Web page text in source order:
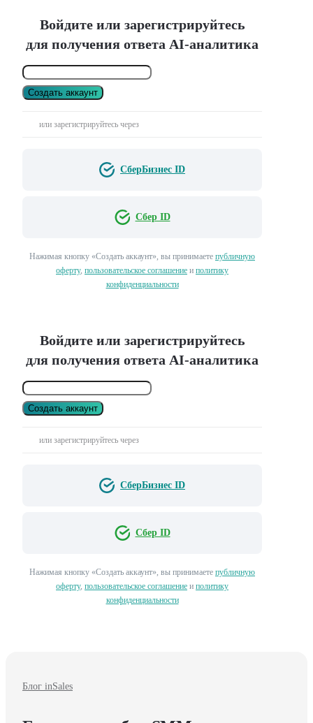
Войдите или зарегистрируйтесь
для получения ответа AI-аналитика
Создать аккаунт
или зарегистрируйтесь через
СберБизнес ID
Сбер ID
Нажимая кнопку «Создать аккаунт», вы принимаете публичную
оферту, пользовательское соглашение и политику
конфиденциальности
Войдите или зарегистрируйтесь
для получения ответа AI-аналитика
Создать аккаунт
или зарегистрируйтесь через
СберБизнес ID
Сбер ID
Нажимая кнопку «Создать аккаунт», вы принимаете публичную
оферту, пользовательское соглашение и политику
конфиденциальности
Блог inSales